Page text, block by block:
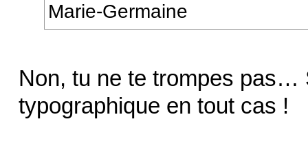
Marie-Germaine
Non, tu ne te trompes pas…
typographique en tout cas !